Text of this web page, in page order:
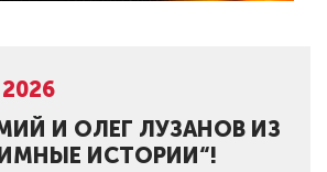
И ОЛЕГ ЛУЗАНОВ ИЗ
ИСТОРИИ“!